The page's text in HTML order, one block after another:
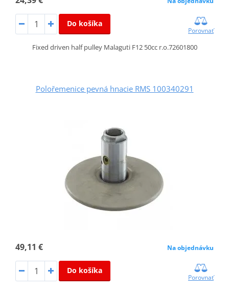
Do košíka
Porovnať
Fixed driven half pulley Malaguti F12 50cc r.o.72601800
Polořemenice pevná hnacie RMS 100340291
49,11 € Na objednávku
Do košíka
Porovnať